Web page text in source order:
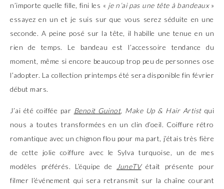
n’importe quelle fille, fini les « je n’ai pas une tête à bandeaux»
essayez en un et je suis sur que vous serez séduite en une
seconde. A peine posé sur la tête, il habille une tenue en un
rien de temps. Le bandeau est l’accessoire tendance du
moment, même si encore beaucoup trop peu de personnes ose
l’adopter. La collection printemps été sera disponible fin février
début mars.
J’ai été coiffée par Benoit Guinot, Make Up & Hair Artistqui
nous a toutes transformées en un clin d’oeil. Coiffure rétro
romantique avec un chignon flou pour ma part, j’étais très fière
de cette jolie coiffure avec le Sylva turquoise, un de mes
modèles préférés. L’équipe de
JuneTVétait présente pour
filmer l’événement qui sera retransmit sur la chaîne courant